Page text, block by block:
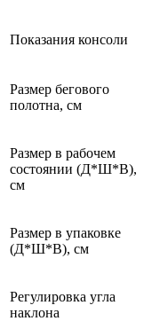
Показания консоли
Размер бегового
полотна, см
Размер в рабочем
состоянии (Д*Ш*В),
см
Размер в упаковке
(Д*Ш*В), см
Регулировка угла
наклона